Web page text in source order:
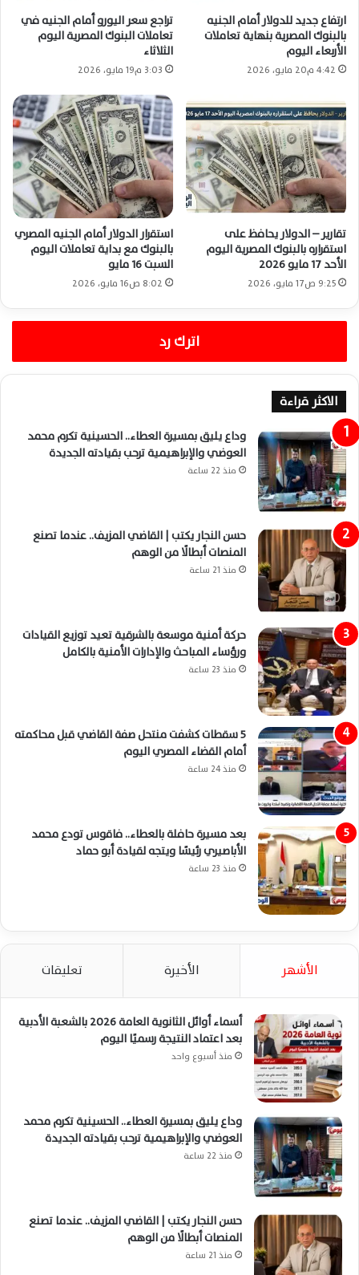
ارتفاع جديد للدولار أمام الجنيه
بالبنوك المصرية بنهاية تعاملات
الأربعاء اليوم
4:42 م20 مايو، 2026
تراجع سعر اليورو أمام الجنيه في
تعاملات البنوك المصرية اليوم
الثلاثاء
3:03 م19 مايو، 2026
تقارير – الدولار يحافظ على
استقراره بالبنوك المصرية اليوم
الأحد 17 مايو 2026
9:25 ص17 مايو، 2026
استقرار الدولار أمام الجنيه المصري
بالبنوك مع بداية تعاملات اليوم
السبت 16 مايو
8:02 ص16 مايو، 2026
اترك رد
الاكثر قراءة
وداع يليق بمسيرة العطاء.. الحسينية تكرم محمد
العوضي والإبراهيمية ترحب بقيادته الجديدة
منذ 22 ساعة
حسن النجار يكتب | القاضي المزيف.. عندما تصنع
المنصات أبطالًا من الوهم
منذ 21 ساعة
حركة أمنية موسعة بالشرقية تعيد توزيع القيادات
ورؤساء المباحث والإدارات الأمنية بالكامل
منذ 23 ساعة
5 سقطات كشفت منتحل صفة القاضي قبل محاكمته
أمام القضاء المصري اليوم
منذ 24 ساعة
بعد مسيرة حافلة بالعطاء.. فاقوس تودع محمد
الأباصيري رئيسًا ويتجه لقيادة أبو حماد
منذ 23 ساعة
الأشهر الأخيرة تعليقات
أسماء أوائل الثانوية العامة 2026 بالشعبة الأدبية
بعد اعتماد النتيجة رسميًا اليوم
منذ أسبوع واحد
وداع يليق بمسيرة العطاء.. الحسينية تكرم محمد
العوضي والإبراهيمية ترحب بقيادته الجديدة
منذ 22 ساعة
حسن النجار يكتب | القاضي المزيف.. عندما تصنع
المنصات أبطالًا من الوهم
منذ 21 ساعة